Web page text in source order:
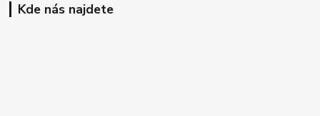
Kde nás najdete